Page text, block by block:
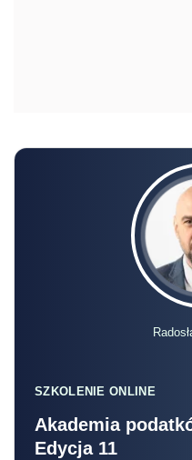
SZKOLENIE ONLINE
Akademia
Edycja 11